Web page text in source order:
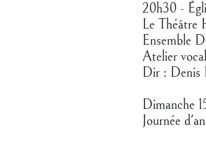
20h30 -
Le Théâtre
Ensemble
Atelier
Dir : Denis
Dimanche
Journée